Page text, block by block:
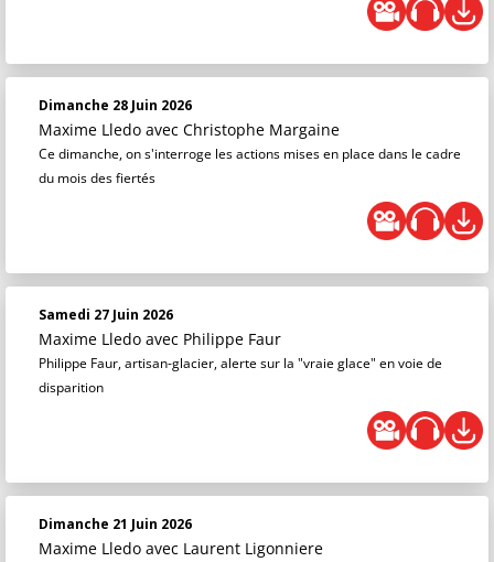
Dimanche 28 Juin 2026
Maxime Lledo avec Christophe Margaine
Ce dimanche, on s'interroge les actions mises en place dans le cadre
du mois des fiertés
Samedi 27 Juin 2026
Maxime Lledo avec Philippe Faur
Philippe Faur, artisan-glacier, alerte sur la "vraie glace" en voie de
disparition
Dimanche 21 Juin 2026
Maxime Lledo avec Laurent Ligonniere